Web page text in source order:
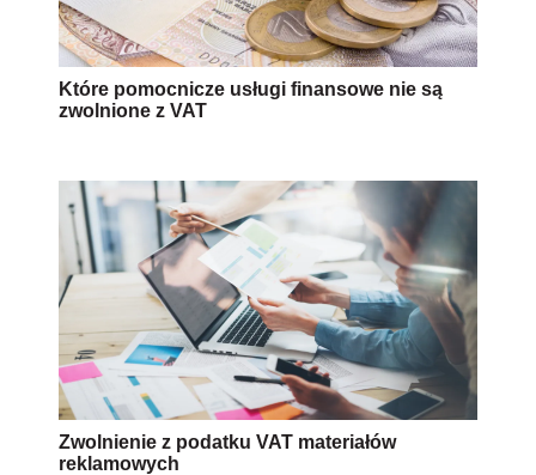
Które pomocnicze usługi finansowe nie są
zwolnione z VAT
Zwolnienie z podatku VAT materiałów
reklamowych